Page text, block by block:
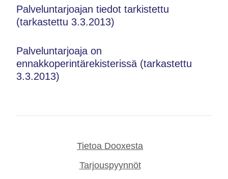
Palveluntarjoajan tiedot tarkistettu
(tarkastettu 3.3.2013)
Palveluntarjoaja on
ennakkoperintärekisterissä (tarkastettu
3.3.2013)
Tietoa Dooxesta
Tarjouspyynnöt